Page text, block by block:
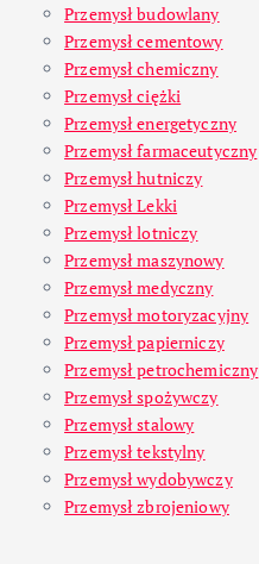
Przemysł budowlany
Przemysł cementowy
Przemysł chemiczny
Przemysł ciężki
Przemysł energetyczny
Przemysł farmaceutyczny
Przemysł hutniczy
Przemysł Lekki
Przemysł lotniczy
Przemysł maszynowy
Przemysł medyczny
Przemysł motoryzacyjny
Przemysł papierniczy
Przemysł petrochemiczny
Przemysł spożywczy
Przemysł stalowy
Przemysł tekstylny
Przemysł wydobywczy
Przemysł zbrojeniowy